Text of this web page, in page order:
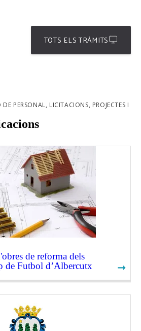
TOTS ELS TRÀMITS
DE PERSONAL, LICITACIONS, PROJECTES I
de reforma dels
de Futbol d’Albercutx
➞